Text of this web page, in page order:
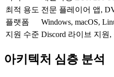
최적 용도 전문 플레이어 앱,
플랫폼
Windows, macOS,
지원 수준 Discord 라이브 지원
아키텍처 심층 분석